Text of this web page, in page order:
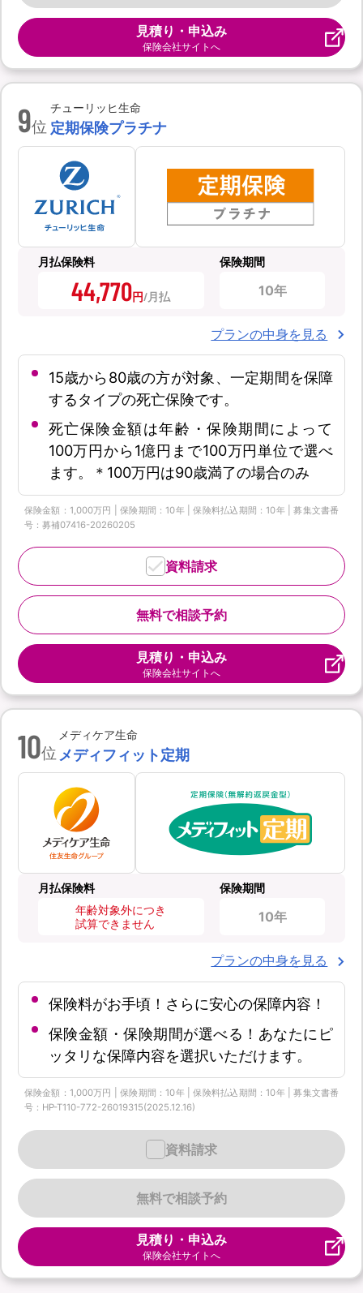
見積り・申込み
保険会社サイトへ
9位
チューリッヒ生命
定期保険プラチナ
月払保険料
44,770円
保険期間
10年
プランの中身を見る
15歳から80歳の方が対象、一定期間を保障
するタイプの死亡保険です。
死亡保険金額は年齢・保険期間によって
100万円から1億円まで100万円単位で選べ
ます。＊100万円は90歳満了の場合のみ
保険金額：1,000万円 | 保険期間：10年 | 保険料払込期間：10年 | 募集文書番
号：募補07416-20260205
無料で相談予約
資料請求
見積り・申込み
保険会社サイトへ
10位
メディケア生命
メディフィット定期
月払保険料
年齢対象外につき
試算できません
保険期間
10年
プランの中身を見る
保険料がお手頃！さらに安心の保障内容！
保険金額・保険期間が選べる！あなたにピ
ッタリな保障内容を選択いただけます。
保険金額：1,000万円 | 保険期間：10年 | 保険料払込期間：10年 | 募集文書番
号：HP-T110-772-26019315(2025.12.16)
無料で相談予約
資料請求
見積り・申込み
保険会社サイトへ